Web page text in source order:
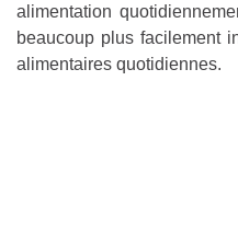
alimentation
beaucoup plus facilement
alimentaires quotidiennes.